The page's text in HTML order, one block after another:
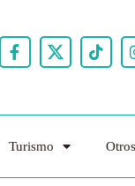
Turismo Otros